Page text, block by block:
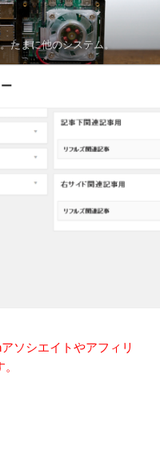
たまに他のシステム。
ソシエイトやアフィリ